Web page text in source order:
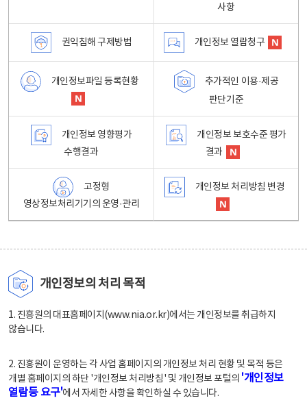
사항
권익침해 구제방법 개인정보 열람청구
개인정보파일 등록현황
추가적인 이용·제공
판단기준
개인정보 영향평가
수행결과
개인정보 보호수준 평가
결과
고정형
영상정보처리기기의 운영·관리
개인정보 처리방침 변경
개인정보의 처리 목적
1. 진흥원의 대표홈페이지(www.nia.or.kr)에서는 개인정보를 취급하지
않습니다.
2. 진흥원이 운영하는 각 사업 홈페이지의 개인정보 처리 현황 및 목적 등은
개별 홈페이지의 하단 '개인정보 처리방침' 및 개인정보 포털의 '개인정보
열람등 요구'에서 자세한 사항을 확인하실 수 있습니다.